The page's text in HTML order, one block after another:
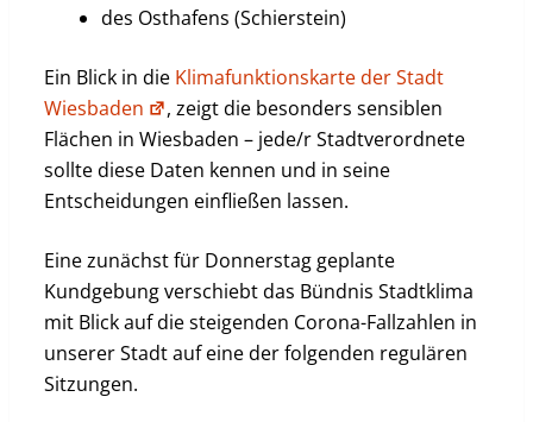
des Osthafens (Schierstein)
Ein Blick in die Klimafunktionskarte der Stadt
Wiesbaden
, zeigt die besonders sensiblen
Flächen in Wiesbaden – jede/r Stadtverordnete
sollte diese Daten kennen und in seine
Entscheidungen einfließen lassen.
Eine zunächst für Donnerstag geplante
Kundgebung verschiebt das Bündnis Stadtklima
mit Blick auf die steigenden Corona-Fallzahlen in
unserer Stadt auf eine der folgenden regulären
Sitzungen.